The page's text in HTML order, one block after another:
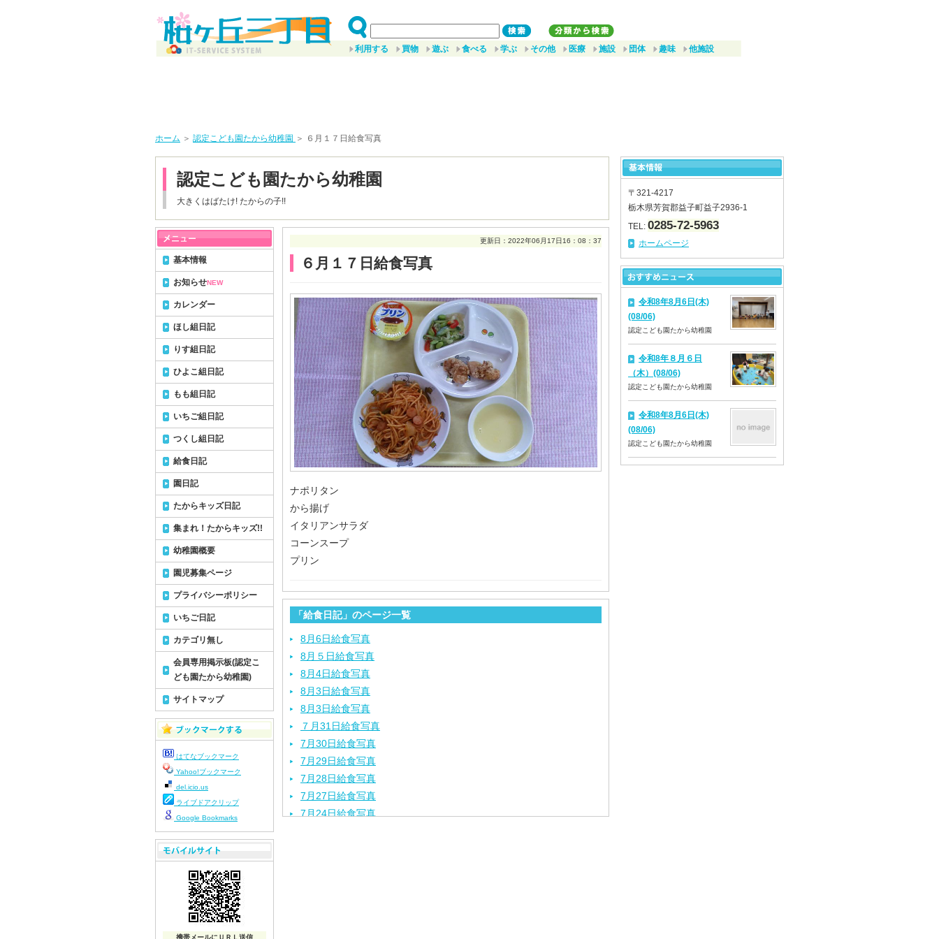
利用する 買物 遊ぶ 食べる 学ぶ その他 医療 施設 団体 趣味 他施設
ホーム ＞ 認定こども園たから幼稚園 ＞ ６月１７日給食写真
認定こども園たから幼稚園
大きくはばたけ! たからの子!!
更新日：2022年06月17日16：08：37
６月１７日給食写真
ナポリタン
から揚げ
イタリアンサラダ
コーンスープ
プリン
「給食日記」のページ一覧
8月6日給食写真
8月５日給食写真
8月4日給食写真
8月3日給食写真
8月3日給食写真
７月31日給食写真
7月30日給食写真
7月29日給食写真
7月28日給食写真
7月27日給食写真
7月24日給食写真
基本情報
お知らせNEW
カレンダー
ほし組日記
りす組日記
ひよこ組日記
もも組日記
いちご組日記
つくし組日記
給食日記
園日記
たからキッズ日記
集まれ！たからキッズ!!
幼稚園概要
園児募集ページ
プライバシーポリシー
いちご日記
カテゴリ無し
会員専用掲示板(認定こ
ども園たから幼稚園)
サイトマップ
はてなブックマーク
Yahoo!ブックマーク
del.icio.us
ライブドアクリップ
Google Bookmarks
携帯メールにＵＲＬ送信
〒321-4217
栃木県芳賀郡益子町益子2936-1
TEL: 0285-72-5963
ホームページ
令和8年8月6日(木)
(08/06)
認定こども園たから幼稚園
令和8年８月６日
（木）(08/06)
認定こども園たから幼稚園
令和8年8月6日(木)
(08/06)
認定こども園たから幼稚園